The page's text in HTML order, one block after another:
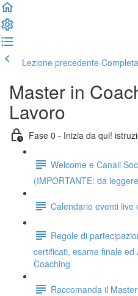
Lezione precedente
Master in
Lavoro
Fase 0 - Inizia da qui!
Welcome e Canali
(IMPORTANTE: da
Calendario eventi live
Regole di
certificati, esame finale
Coaching
Raccomanda il